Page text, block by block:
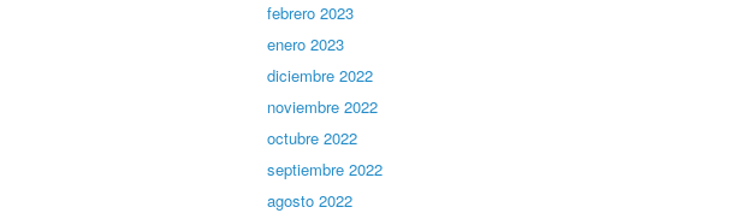
febrero 2023
enero 2023
diciembre 2022
noviembre 2022
octubre 2022
septiembre 2022
agosto 2022